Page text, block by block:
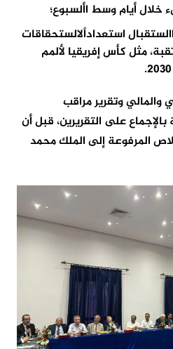
خلال أيام وسط األسبوع؛
استعداداًلالستحقاقات
مثل كأس إفريقيا لألمم
والمالي وتقرير مراقب
على التقريرين، قبل أن
المرفوعة إلى الملك محمد